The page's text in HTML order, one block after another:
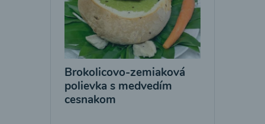
Brokolicovo-zemiaková
polievka s medvedím
cesnakom